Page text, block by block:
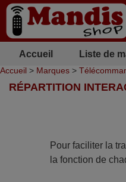
Accueil Liste de
Accueil > Marques >
RÉPARTITION
Pour faciliter la
la fonction de